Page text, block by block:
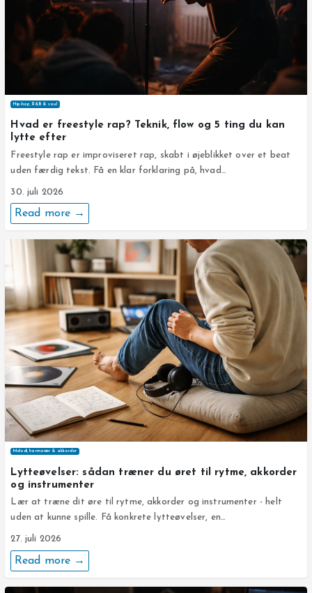
Hip-hop, R&B & soul
Hvad er freestyle rap? Teknik, flow og 5 ting du kan
lytte efter
Freestyle rap er improviseret rap, skabt i øjeblikket over et beat
uden færdig tekst. Få en klar forklaring på, hvad…
30. juli 2026
Read more →
Melodi, harmonier & akkorder
Lytteøvelser: sådan træner du øret til rytme, akkorder
og instrumenter
Lær at træne dit øre til rytme, akkorder og instrumenter - helt
uden at kunne spille. Få konkrete lytteøvelser, en…
27. juli 2026
Read more →